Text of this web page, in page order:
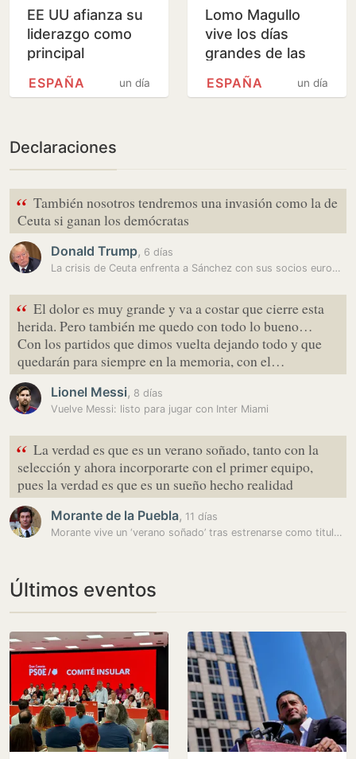
EE UU afianza su
liderazgo como
principal
proveedor de
petróleo de
un día
ESPAÑA
Lomo Magullo
vive los días
grandes de las
fiestas de
Nuestra Señoraun día
ESPAÑA
Declaraciones
“ También nosotros tendremos una invasión como la de
Ceuta si ganan los demócratas
Donald Trump, 6 días
La crisis de Ceuta enfrenta a Sánchez con sus socios europeos por la…
“ El dolor es muy grande y va a costar que cierre esta
herida. Pero también me quedo con todo lo bueno…
Con los partidos que dimos vuelta dejando todo y que
quedarán para siempre en la memoria, con el…
Lionel Messi, 8 días
Vuelve Messi: listo para jugar con Inter Miami
“ La verdad es que es un verano soñado, tanto con la
selección y ahora incorporarte con el primer equipo,
pues la verdad es que es un sueño hecho realidad
Morante de la Puebla, 11 días
Morante vive un ‘verano soñado’ tras estrenarse como titular con el…
Últimos eventos